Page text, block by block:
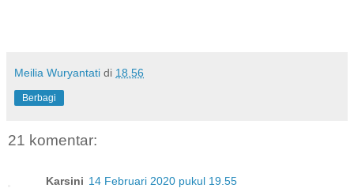
Meilia Wuryantati di 18.56
Berbagi
21 komentar:
Karsini 14 Februari 2020 pukul 19.55